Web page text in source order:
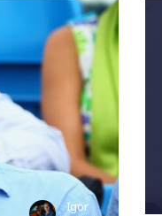
Igor